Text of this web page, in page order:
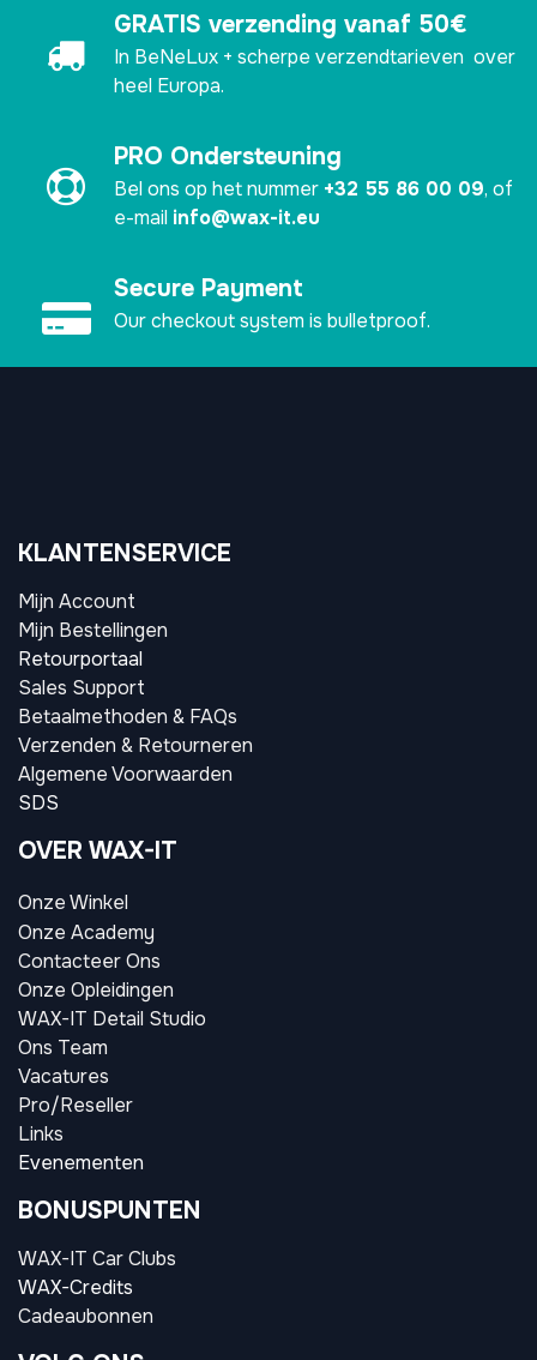
GRATIS verzending vanaf 50€
In BeNeLux + scherpe verzendtarieven over
heel Europa.
PRO Ondersteuning
Bel ons op het nummer +32 55 86 00 09, of
e-mail info@wax-it.eu
Secure Payment
Our checkout system is bulletproof.
KLANTENSERVICE
Mijn Account
Mijn Bestellingen
Retourportaal
Sales Support
Betaalmethoden & FAQs
Verzenden & Retourneren
Algemene Voorwaarden
SDS
OVER WAX-IT
Onze Winkel
Onze Academy
Contacteer Ons
Onze Opleidingen
WAX-IT Detail Studio
Ons Team
Vacatures
Pro/Reseller
Links
Evenementen
BONUSPUNTEN
WAX-IT Car Clubs
WAX-Credits
Cadeaubonnen